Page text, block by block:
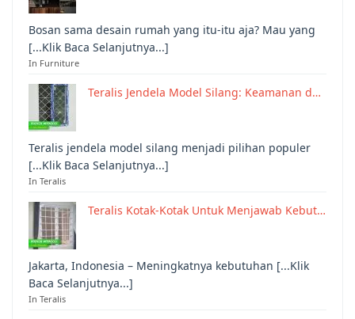
Bosan sama desain rumah yang itu-itu aja? Mau yang
[...Klik Baca Selanjutnya...]
In Furniture
Teralis Jendela Model Silang: Keamanan d…
Teralis jendela model silang menjadi pilihan populer
[...Klik Baca Selanjutnya...]
In Teralis
Teralis Kotak-Kotak Untuk Menjawab Kebut…
Jakarta, Indonesia – Meningkatnya kebutuhan [...Klik
Baca Selanjutnya...]
In Teralis